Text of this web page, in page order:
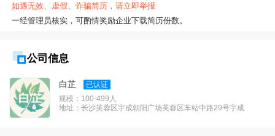
如遇无效、虚假、诈骗简历，请立即举报
一经管理员核实，可酌情奖励企业下载简历份数。
公司信息
白芷
已认证
规模：100-499人
地址：长沙芙蓉区宇成朝阳广场芙蓉区车站中路29号宇成